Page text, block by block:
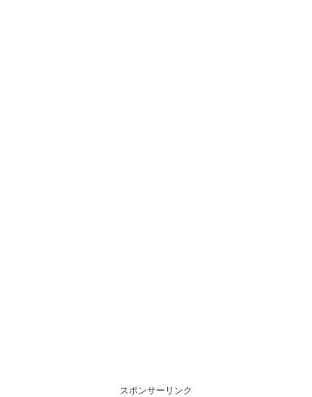
スポンサーリンク